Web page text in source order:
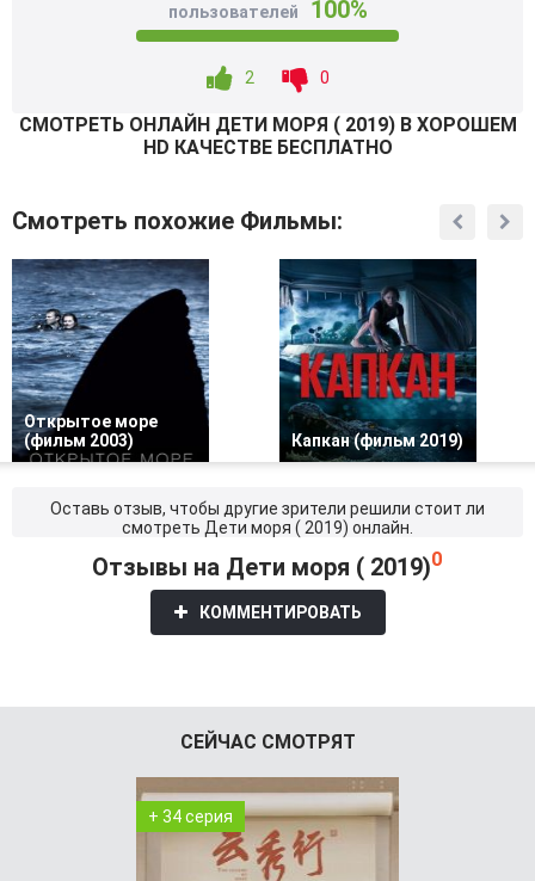
пользователей
100%
2 0
СМОТРEТЬ ОНЛАЙН ДЕТИ МОРЯ ( 2019) В ХОРОШЕМ
HD КАЧЕСТВЕ БЕСПЛАТНО
Смотреть похожие Фильмы:
Открытое море
(фильм 2003)
Капкан (фильм 2019)
Оставь отзыв, чтобы другие зрители решили стоит ли
смотреть Дети моря ( 2019) онлайн.
Отзывы на Дети моря ( 2019)0
КОММЕНТИРОВАТЬ
СЕЙЧАС СМОТРЯТ
+ 34 серия